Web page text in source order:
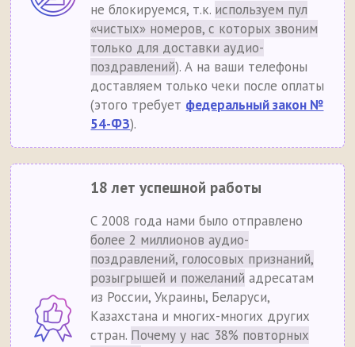
не блокируемся, т.к. используем пул
«чистых» номеров, с которых звоним
только для доставки аудио-
поздравлений). А на ваши телефоны
доставляем только чеки после оплаты
(этого требует федеральный закон №
54-ФЗ).
18 лет успешной работы
С 2008 года нами было отправлено
более 2 миллионов аудио-
поздравлений, голосовых признаний,
розыгрышей и пожеланий адресатам
из России, Украины, Беларуси,
Казахстана и многих-многих других
стран. Почему у нас 38% повторных